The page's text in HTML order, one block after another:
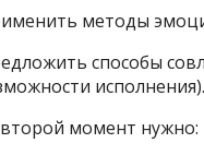
методы
способы
исполнения).
момент нужно: